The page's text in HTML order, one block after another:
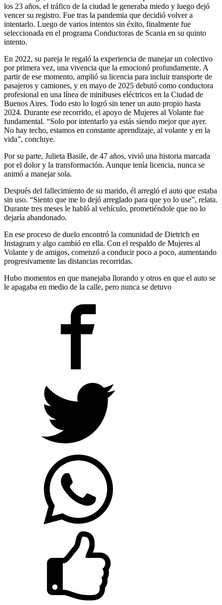
los 23 años, el tráfico de la ciudad le generaba miedo y luego dejó
vencer su registro. Fue tras la pandemia que decidió volver a
intentarlo. Luego de varios intentos sin éxito, finalmente fue
seleccionada en el programa Conductoras de Scania en su quinto
intento.
En 2022, su pareja le regaló la experiencia de manejar un colectivo
por primera vez, una vivencia que la emocionó profundamente. A
partir de ese momento, amplió su licencia para incluir transporte de
pasajeros y camiones, y en mayo de 2025 debutó como conductora
profesional en una línea de minibuses eléctricos en la Ciudad de
Buenos Aires. Todo esto lo logró sin tener un auto propio hasta
2024. Durante ese recorrido, el apoyo de Mujeres al Volante fue
fundamental. “Solo por intentarlo ya estás siendo mejor que ayer.
No hay techo, estamos en constante aprendizaje, al volante y en la
vida”, concluye.
Por su parte, Julieta Basile, de 47 años, vivió una historia marcada
por el dolor y la transformación. Aunque tenía licencia, nunca se
animó a manejar sola.
Después del fallecimiento de su marido, él arregló el auto que estaba
sin uso. “Siento que me lo dejó arreglado para que yo lo use”, relata.
Durante tres meses le habló al vehículo, prometiéndole que no lo
dejaría abandonado.
En ese proceso de duelo encontró la comunidad de Dietrich en
Instagram y algo cambió en ella. Con el respaldo de Mujeres al
Volante y de amigos, comenzó a conducir poco a poco, aumentando
progresivamente las distancias recorridas.
Hubo momentos en que manejaba llorando y otros en que el auto se
le apagaba en medio de la calle, pero nunca se detuvo